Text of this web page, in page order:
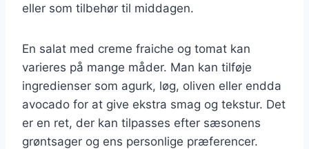
eller som tilbehør til middagen.
En salat med creme fraiche og tomat kan
varieres på mange måder. Man kan tilføje
ingredienser som agurk, løg, oliven eller endda
avocado for at give ekstra smag og tekstur. Det
er en ret, der kan tilpasses efter sæsonens
grøntsager og ens personlige præferencer.